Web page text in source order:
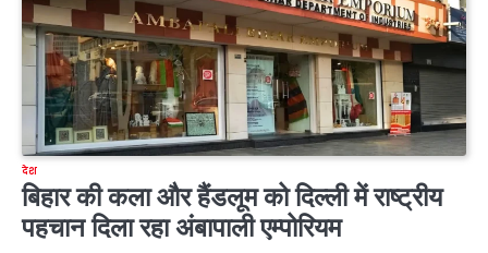
देश
बिहार की कला और हैंडलूम को दिल्ली में राष्ट्रीय
पहचान दिला रहा अंबापाली एम्पोरियम